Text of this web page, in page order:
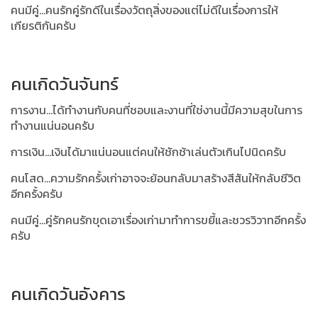
คนมีคู่...คนรักคู่รักดีในเรื่องวัตถุสิ่งของแต่ไม่ดีในเรื่องการให้
เกียรติกันครับ
คนเกิดวันจันทร์
การงาน...ได้ทำงานกับคนที่ชอบและงานที่ใช่งานนี้มีความสุขในการ
ทำงานแน่นอนครับ
การเงิน...เงินได้มาแน่นอนแต่คนให้ชักช้าเล่นตัวเกินไปนิดครับ
คนโสด...ความรักครั้งเก่าอาจจะย้อนกลับมาสร้างสีสันให้กลับชีวิต
อีกครั้งครับ
คนมีคู่...คู่รักคนรักขุดเอาเรื่องเก่ามาทำการขยี้และชวรวิวาทอีกครั้ง
ครับ
คนเกิดวันอังคาร